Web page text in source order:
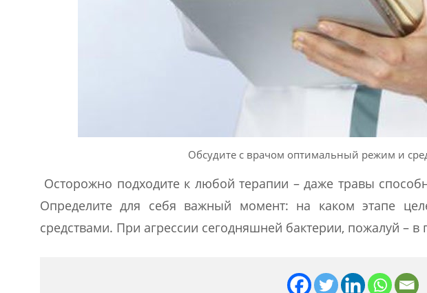
Обсудите с врачом оптимальный режим и
Осторожно подходите к любой терапии – даже травы
Определите для себя важный момент: на каком этапе
средствами. При агрессии сегодняшней бактерии, пожалуй – в